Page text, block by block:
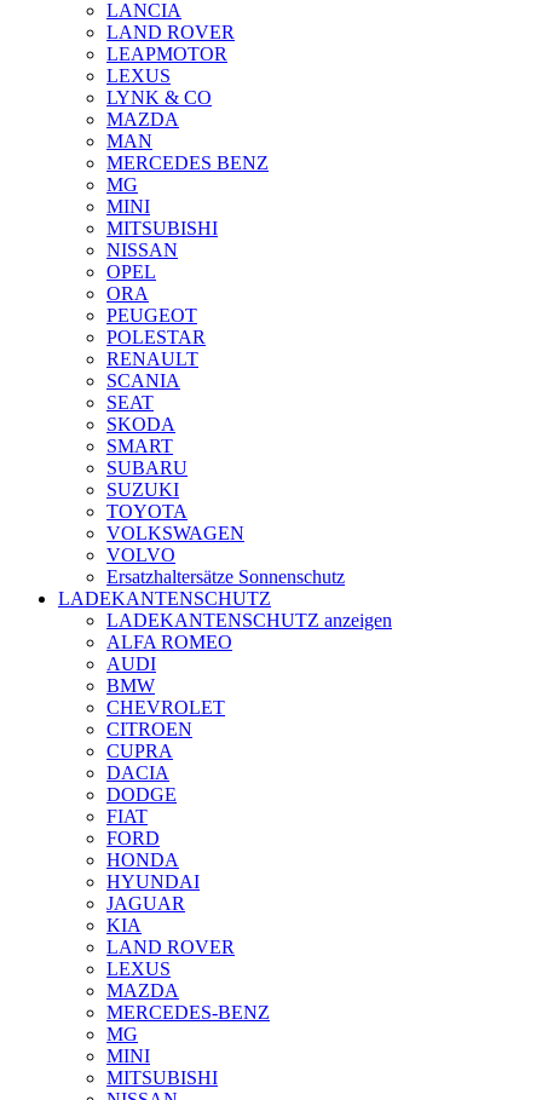
LANCIA
LAND ROVER
LEAPMOTOR
LEXUS
LYNK & CO
MAZDA
MAN
MERCEDES BENZ
MG
MINI
MITSUBISHI
NISSAN
OPEL
ORA
PEUGEOT
POLESTAR
RENAULT
SCANIA
SEAT
SKODA
SMART
SUBARU
SUZUKI
TOYOTA
VOLKSWAGEN
VOLVO
Ersatzhaltersätze Sonnenschutz
LADEKANTENSCHUTZ
LADEKANTENSCHUTZ anzeigen
ALFA ROMEO
AUDI
BMW
CHEVROLET
CITROEN
CUPRA
DACIA
DODGE
FIAT
FORD
HONDA
HYUNDAI
JAGUAR
KIA
LAND ROVER
LEXUS
MAZDA
MERCEDES-BENZ
MG
MINI
MITSUBISHI